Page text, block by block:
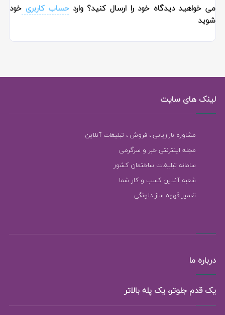
می خواهید دیدگاه خود را ارسال کنید؟ واردحساب کاربریخود
شوید
لینک های سایت
مشاوره بازاریابی ، فروش ، تبلیغات آنلاین
مجله اینترنتی خبر و سرگرمی
سامانه تبلیغات ساختمان کشور
شعبه آنلاین کسب و کار شما
تعمیر قهوه ساز دلونگی
درباره ما
یک قدم جلوتر، یک پله بالاتر